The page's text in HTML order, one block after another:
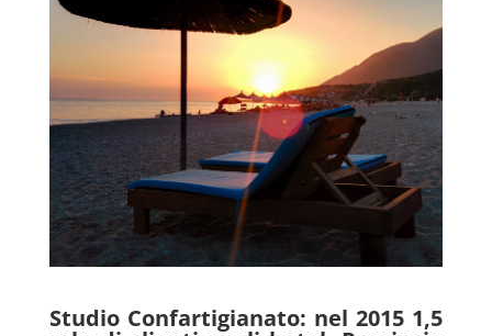
Studio Confartigianato: nel 2015 1,5